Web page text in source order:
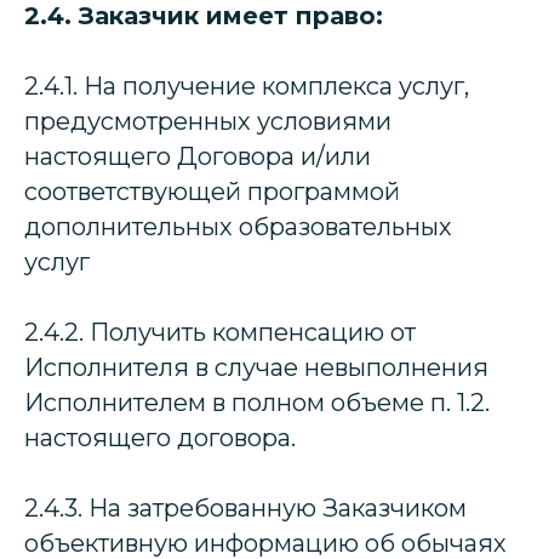
2.4. Заказчик имеет право:
2.4.1. На получение комплекса услуг,
предусмотренных условиями
настоящего Договора и/или
соответствующей программой
дополнительных образовательных
услуг
2.4.2. Получить компенсацию от
Исполнителя в случае невыполнения
Исполнителем в полном объеме п. 1.2.
настоящего договора.
2.4.3. На затребованную Заказчиком
объективную информацию об обычаях